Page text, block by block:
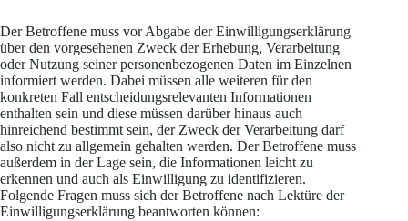
Der Betroffene muss vor Abgabe der Einwilligungserklärung
über den vorgesehenen Zweck der Erhebung, Verarbeitung
oder Nutzung seiner personenbezogenen Daten im Einzelnen
informiert werden. Dabei müssen alle weiteren für den
konkreten Fall entscheidungsrelevanten Informationen
enthalten sein und diese müssen darüber hinaus auch
hinreichend bestimmt sein, der Zweck der Verarbeitung darf
also nicht zu allgemein gehalten werden. Der Betroffene muss
außerdem in der Lage sein, die Informationen leicht zu
erkennen und auch als Einwilligung zu identifizieren.
Folgende Fragen muss sich der Betroffene nach Lektüre der
Einwilligungserklärung beantworten können: